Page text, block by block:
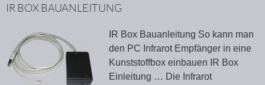
IR BOX BAUANLEITUNG
IR Box Bauanleitung So kann man
den PC Infrarot Empfänger in eine
Kunststoffbox einbauen IR Box
Einleitung … Die Infrarot